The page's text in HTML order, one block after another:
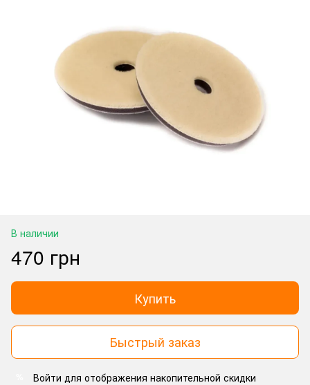
В наличии
470 грн
Купить
Быстрый заказ
Войти для отображения накопительной скидки